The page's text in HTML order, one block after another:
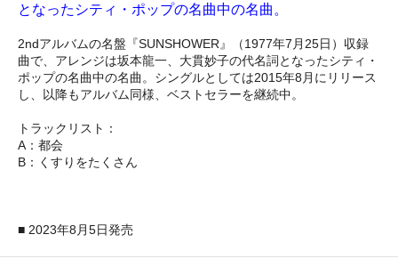
となったシティ・ポップの名曲中の名曲。
2ndアルバムの名盤『SUNSHOWER』（1977年7月25日）収録
曲で、アレンジは坂本龍一、大貫妙子の代名詞となったシティ・
ポップの名曲中の名曲。シングルとしては2015年8月にリリース
し、以降もアルバム同様、ベストセラーを継続中。
トラックリスト：
A：都会
B：くすりをたくさん
■ 2023年8月5日発売